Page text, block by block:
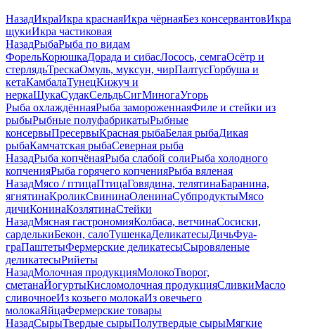
НазадИкраИкра краснаяИкра чёрнаяБез консервантовИкра
щукиИкра частиковая
НазадРыбаРыба по видам
ФорельКорюшкаДорада и сибасЛосось, семгаОсётр и
стерлядьТрескаОмуль, муксун, чирПалтусГорбуша и
кетаКамбалаТунецКижуч и
неркаЩукаСудакСельдьСигМиногаУгорь
Рыба охлаждённаяРыба замороженнаяФиле и стейки из
рыбыРыбные полуфабрикатыРыбные
консервыПресервыКрасная рыбаБелая рыбаДикая
рыбаКамчатская рыбаСеверная рыба
НазадРыба копчёнаяРыба слабой солиРыба холодного
копченияРыба горячего копченияРыба вяленая
НазадМясо / птицаПтицаГовядина, телятинаБаранина,
ягнятинаКроликСвининаОленинаСубпродуктыМясо
дичиКонинаКозлятинаСтейки
НазадМясная гастрономияКолбаса, ветчинаСосиски,
сарделькиБекон, салоТушенкаДеликатесыДичьФуа-
граПаштетыФермерские деликатесыСыровяленые
деликатесыРийеты
НазадМолочная продукцияМолокоТворог,
сметанаЙогуртыКисломолочная продукцияСливкиМасло
сливочноеИз козьего молокаИз овечьего
молокаЯйцаФермерские товары
НазадСырыТвердые сырыПолутвердые сырыМягкие